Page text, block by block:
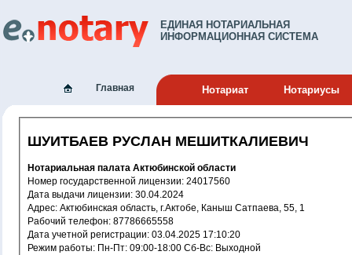
ЕДИНАЯ НОТАРИАЛЬНАЯ
ИНФОРМАЦИОННАЯ СИСТЕМА
Главная Нотариат Нотариусы
ШУИТБАЕВ РУСЛАН МЕШИТКАЛИЕВИЧ
Нотариальная палата Актюбинской области
Номер государственной лицензии: 24017560
Дата выдачи лицензии: 30.04.2024
Адрес: Актюбинская область, г.Актобе, Каныш Сатпаева, 55, 1
Рабочий телефон: 87786665558
Дата учетной регистрации: 03.04.2025 17:10:20
Режим работы: Пн-Пт: 09:00-18:00 Сб-Вс: Выходной